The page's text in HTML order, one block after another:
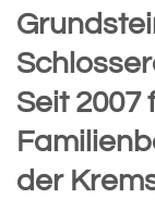
Seit 2007
der